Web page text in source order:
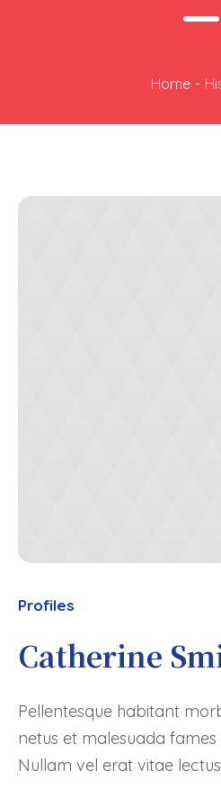
Home -
Profiles
Catherine
Pellentesque habitant
netus et malesuada
Nullam vel erat vitae